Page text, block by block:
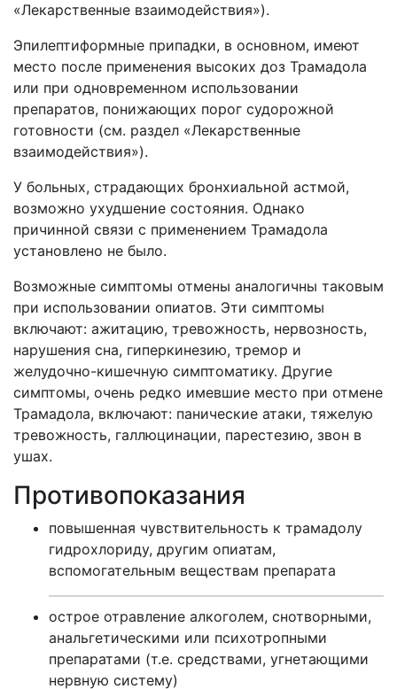
«Лекарственные взаимодействия»).
Эпилептиформные припадки, в основном, имеют
место после применения высоких доз Трамадола
или при одновременном использовании
препаратов, понижающих порог судорожной
готовности (см. раздел «Лекарственные
взаимодействия»).
У больных, страдающих бронхиальной астмой,
возможно ухудшение состояния. Однако
причинной связи с применением Трамадола
установлено не было.
Возможные симптомы отмены аналогичны таковым
при использовании опиатов. Эти симптомы
включают: ажитацию, тревожность, нервозность,
нарушения сна, гиперкинезию, тремор и
желудочно-кишечную симптоматику. Другие
симптомы, очень редко имевшие место при отмене
Трамадола, включают: панические атаки, тяжелую
тревожность, галлюцинации, парестезию, звон в
ушах.
Противопоказания
повышенная чувствительность к трамадолу
гидрохлориду, другим опиатам,
вспомогательным веществам препарата
острое отравление алкоголем, снотворными,
анальгетическими или психотропными
препаратами (т.е. средствами, угнетающими
нервную систему)